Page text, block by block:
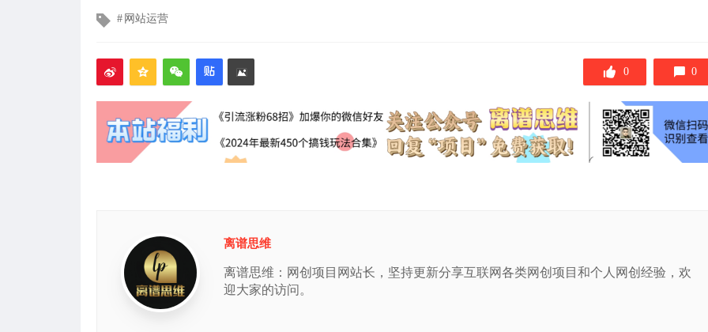
文
签
网站运营
0 0
离谱思维
离谱思维：网创项目网站长，坚持更新分享互联网各类网创项目和个人网创经验，欢
迎大家的访问。